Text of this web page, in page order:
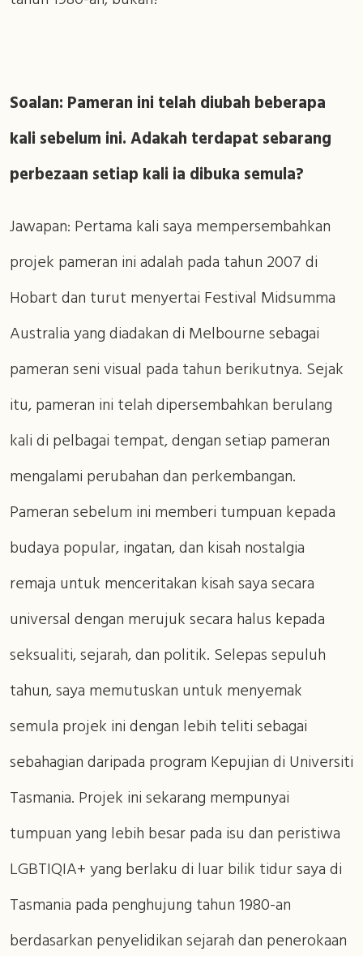
Soalan: Pameran ini telah diubah beberapa
kali sebelum ini. Adakah terdapat sebarang
perbezaan setiap kali ia dibuka semula?
Jawapan: Pertama kali saya mempersembahkan
projek pameran ini adalah pada tahun 2007 di
Hobart dan turut menyertai Festival Midsumma
Australia yang diadakan di Melbourne sebagai
pameran seni visual pada tahun berikutnya. Sejak
itu, pameran ini telah dipersembahkan berulang
kali di pelbagai tempat, dengan setiap pameran
mengalami perubahan dan perkembangan.
Pameran sebelum ini memberi tumpuan kepada
budaya popular, ingatan, dan kisah nostalgia
remaja untuk menceritakan kisah saya secara
universal dengan merujuk secara halus kepada
seksualiti, sejarah, dan politik. Selepas sepuluh
tahun, saya memutuskan untuk menyemak
semula projek ini dengan lebih teliti sebagai
sebahagian daripada program Kepujian di Universiti
Tasmania. Projek ini sekarang mempunyai
tumpuan yang lebih besar pada isu dan peristiwa
LGBTIQIA+ yang berlaku di luar bilik tidur saya di
Tasmania pada penghujung tahun 1980-an
berdasarkan penyelidikan sejarah dan penerokaan